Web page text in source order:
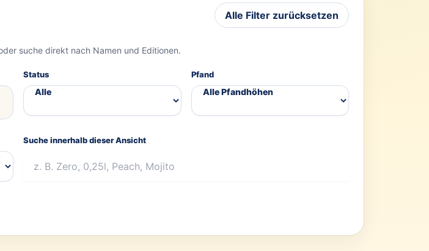
suche direkt nach Namen und Editionen.
Alle Filter zurücksetzen
Status Pfand
Suche innerhalb dieser Ansicht